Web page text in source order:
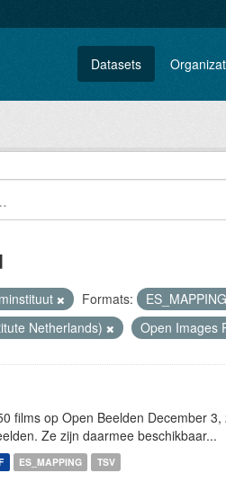
Datasets
Formats: ES_MAPPING
Netherlands) Open Images
films op Open Beelden December
Ze zijn daarmee beschikbaar...
ES_MAPPING TSV